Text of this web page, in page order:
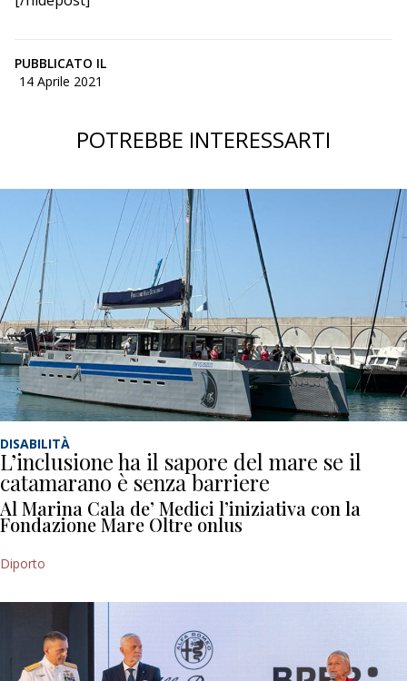
PUBBLICATO IL
14 Aprile 2021
POTREBBE INTERESSARTI
DISABILITÀ
L’inclusione ha il sapore del mare se il
catamarano è senza barriere
Al Marina Cala de’ Medici l’iniziativa con la
Fondazione Mare Oltre onlus
Diporto